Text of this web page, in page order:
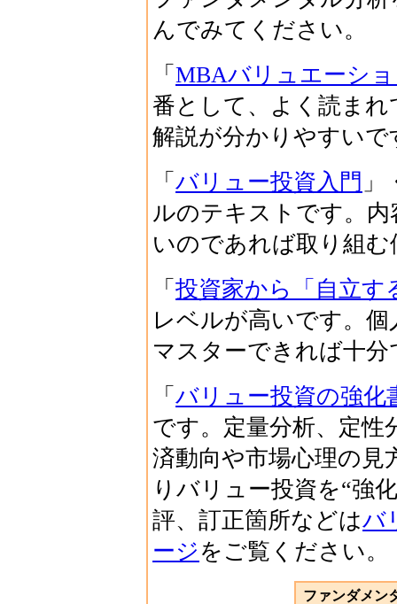
んでみてください。
「 MBAバリュエーシ
番として、よく読ま
解説が分かりやすいで
「 バリュー投資入門
ルのテキストです。
いのであれば取り組
「 投資家から「自立す
レベルが高いです。
マスターできれば十
「 バリュー投資の強化
です。定量分析、定
済動向や市場心理の
りバリュー投資を“強
評、訂正箇所などはバ
ージ をご覧ください。
ファンダメン